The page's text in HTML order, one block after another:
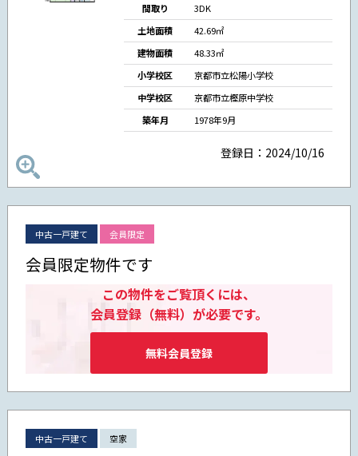
間取り
3DK
土地面積
42.69㎡
建物面積
48.33㎡
小学校区
京都市立松陽小学校
中学校区
京都市立樫原中学校
築年月
1978年9月
登録日：2024/10/16
中古一戸建て 会員限定
会員限定物件です
この物件をご覧頂くには、
会員登録（無料）が必要です。
無料会員登録
中古一戸建て 空家